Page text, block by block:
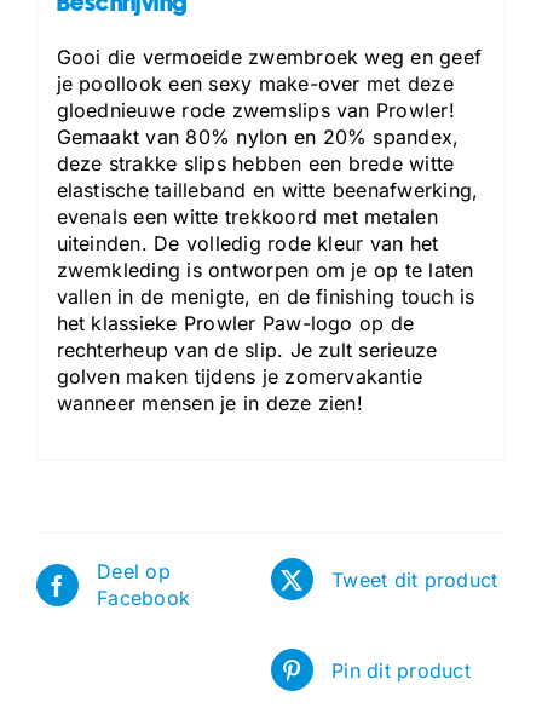
Gooi die vermoeide zwembroek weg en geef
je poollook een sexy make-over met deze
gloednieuwe rode zwemslips van Prowler!
Gemaakt van 80% nylon en 20% spandex,
deze strakke slips hebben een brede witte
elastische tailleband en witte beenafwerking,
evenals een witte trekkoord met metalen
uiteinden. De volledig rode kleur van het
zwemkleding is ontworpen om je op te laten
vallen in de menigte, en de finishing touch is
het klassieke Prowler Paw-logo op de
rechterheup van de slip. Je zult serieuze
golven maken tijdens je zomervakantie
wanneer mensen je in deze zien!
Deel op
Facebook
Tweet dit product
Pin dit product